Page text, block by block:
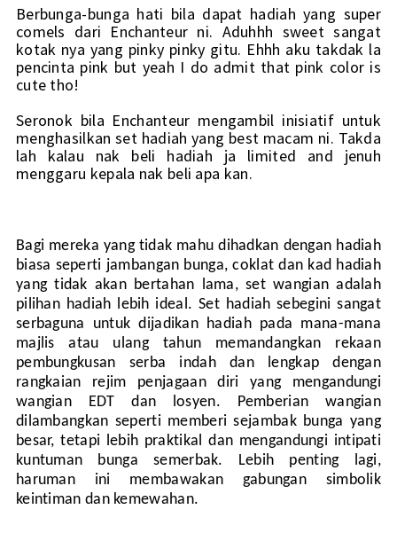
Berbunga-bunga hati bila dapat hadiah yang super
comels dari Enchanteur ni. Aduhhh sweet sangat
kotak nya yang pinky pinky gitu. Ehhh aku takdak la
pencinta pink but yeah I do admit that pink color is
cute tho!
Seronok bila Enchanteur mengambil inisiatif untuk
menghasilkan set hadiah yang best macam ni. Takda
lah kalau nak beli hadiah ja limited and jenuh
menggaru kepala nak beli apa kan.
Bagi mereka yang tidak mahu dihadkan dengan hadiah
biasa seperti jambangan bunga, coklat dan kad hadiah
yang tidak akan bertahan lama, set wangian adalah
pilihan hadiah lebih ideal. Set hadiah sebegini sangat
serbaguna untuk dijadikan hadiah pada mana-mana
majlis atau ulang tahun memandangkan rekaan
pembungkusan serba indah dan lengkap dengan
rangkaian rejim penjagaan diri yang mengandungi
wangian EDT dan losyen. Pemberian wangian
dilambangkan seperti memberi sejambak bunga yang
besar, tetapi lebih praktikal dan mengandungi intipati
kuntuman bunga semerbak. Lebih penting lagi,
haruman ini membawakan gabungan simbolik
keintiman dan kemewahan.